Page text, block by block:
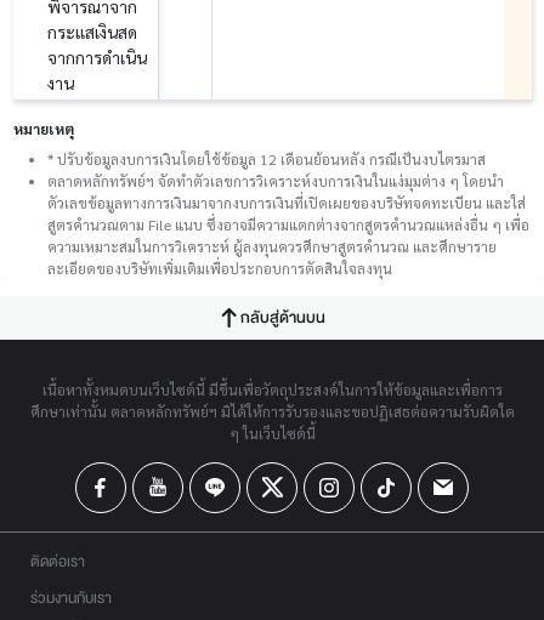
พิจารณาจาก
กระแสเงินสด
จากการดำเนิน
งาน
หมายเหตุ
* ปรับข้อมูลงบการเงินโดยใช้ข้อมูล 12 เดือนย้อนหลัง กรณีเป็นงบไตรมาส
ตลาดหลักทรัพย์ฯ จัดทำตัวเลขการวิเคราะห์งบการเงินในแง่มุมต่าง ๆ โดยนำ
ตัวเลขข้อมูลทางการเงินมาจากงบการเงินที่เปิดเผยของบริษัทจดทะเบียน และใส่
สูตรคำนวณตาม File แนบ ซึ่งอาจมีความแตกต่างจากสูตรคำนวณแหล่งอื่น ๆ เพื่อ
ความเหมาะสมในการวิเคราะห์ ผู้ลงทุนควรศึกษาสูตรคำนวณ และศึกษาราย
ละเอียดของบริษัทเพิ่มเติมเพื่อประกอบการตัดสินใจลงทุน
กลับสู่ด้านบน
เนื้อหาทั้งหมดบนเว็บไซต์นี้ มีขึ้นเพื่อวัตถุประสงค์ในการให้ข้อมูลและเพื่อการ
ศึกษาเท่านั้น ตลาดหลักทรัพย์ฯ มิได้ให้การรับรองและขอปฏิเสธต่อความรับผิดใด
ๆ ในเว็บไซต์นี้
ติดต่อเรา
ร่วมงานกับเรา